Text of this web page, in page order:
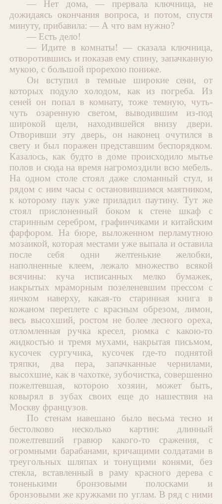
— Нет дома, — прервала ключница, не
дожидаясь окончания вопроса, и потом, спустя
минуту, прибавила: — А что вам нужно?
— Есть дело!
— Идите в комнаты! — сказала ключница,
отворотившись и показав ему спину, запачканную
мукою, с большой прорехою пониже.
Он вступил в темные широкие сени, от
которых подуло холодом, как из погреба. Из
сеней он попал в комнату, тоже темную, чуть-
чуть озаренную светом, выводившим из-под
широкой щели, находившейся внизу двери.
Отворивши эту дверь, он наконец очутился в
свету и был поражен представшим беспорядком.
Казалось, как будто в доме происходило мытье
полов и сюда на время нагромоздили всю мебель.
На одном столе стоял даже сломанный стул, и
рядом с ним часы с остановившимся маятником,
к которому паук уже приладил паутину. Тут же
стоял прислоненный боком к стене шкаф с
старинным серебром, графинчиками и китайским
фарфором. На бюре, выложенном перламутною
мозаикой, которая местами уже выпала и оставила
после себя одни желтенькие желобки,
наполненные клеем, лежало множество всякой
всячины: куча исписанных мелко бумажек,
накрытых мраморным позеленевшим прессом с
яичком наверху, какая-то старинная книга в
кожаном переплете с красным обрезом, лимон,
весь высохший, ростом не более лесного ореха,
отломленная ручка кресел, рюмка с какою-то
жидкостью и тремя мухами, накрытая письмом,
кусочек сургучика, кусочек где-то поднятой
тряпки, два пера, запачканные чернилами,
высохшие, как в чахотке, зубочистка, совершенно
пожелтевшая, которою хозяин, может быть,
ковырял в зубах своих еще до нашествия на
Москву французов.
По стенам навешано было весьма тесно и
бестолково несколько картин: длинный
пожелтевший гравюр какого-то сражения, с
огромными барабанами, кричащими солдатами в
треугольных шляпах и тонущими конями, без
стекла, вставленный в раму красного дерева с
тоненькими бронзовыми полосками и
бронзовыми же кружками по углам. В ряд с ними